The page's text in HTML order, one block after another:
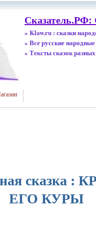
Сказатель.РФ:
» Klaw.ru : сказки
» Все русские народные
» Тексты сказок
сказка
ЕГО КУРЫ